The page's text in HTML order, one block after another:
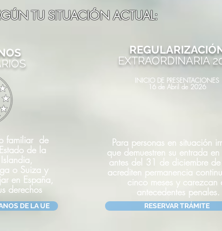
TU SITUACIÓN ACTUAL:
familiar de
de la
o Suiza y
en España,
derechos
DE LA UE
EXTRAORDINARIA
INICIO DE PRESENTACIONES
16 de Abril de 2026
Para personas en situación
que demuestren su entrada
antes del 31 de diciembre
acrediten permanencia
cinco meses y carezcan
antecedentes penales.
RESERVAR TRÁMITE